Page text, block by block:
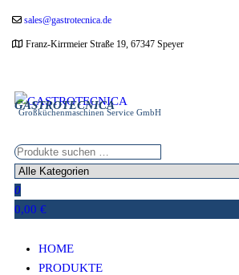
Zumsales@gastrotecnica.de
Franz-Kirrmeier Straße 19, 67347 Speyer
GASTROTECNICA
Großküchenmaschinen Service GmbH
0
0,00 €
HOME
PRODUKTE